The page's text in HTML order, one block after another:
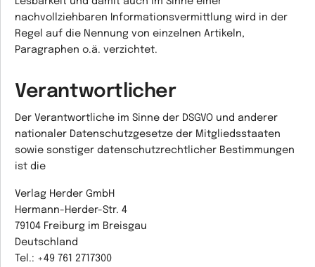
nachvollziehbaren Informationsvermittlung wird in der
Regel auf die Nennung von einzelnen Artikeln,
Paragraphen o.ä. verzichtet.
Verantwortlicher
Der Verantwortliche im Sinne der DSGVO und anderer
nationaler Datenschutzgesetze der Mitgliedsstaaten
sowie sonstiger datenschutzrechtlicher Bestimmungen
ist die
Verlag Herder GmbH
Hermann-Herder-Str. 4
79104 Freiburg im Breisgau
Deutschland
Tel.: +49 761 2717300